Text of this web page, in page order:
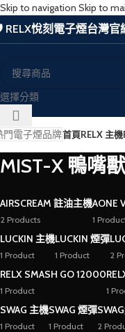
Skip to navigation Skip to
RELX悅刻電子煙台灣官
選擇分類
門電子煙品牌首頁RELX 主機
MIST-X 鴨嘴獸
AIRSCREAM 註油主機
2 Products
AONE
1
LUCKIN 主機
1 Product
LUCKIN 煙彈
1 Product 2
RELX SMASH GO 12000
1 Product 1
SWAG 主機
1 Product
SWAG 煙彈
1 Product 2